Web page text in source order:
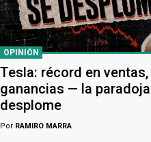
OPINIÓN
Tesla: récord en
ganancias — la
desplome
Por RAMIRO MARRA